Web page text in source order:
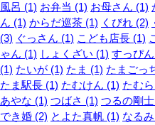
風呂 (1) お弁当 (1) お母さん (1)
ん (1) からだ巡茶 (1) くびれ (2)
(3) ぐっさん (1) こども店長 (1)
ゃん (1) しょくざい (1) すっぴ
(1) たいが (1) たま (1) たまごっ
たま駅長 (1) たむけん (1) たむ
あやな (1) つばさ (1) つるの剛
でき婚 (2) とよた真帆 (1) なる